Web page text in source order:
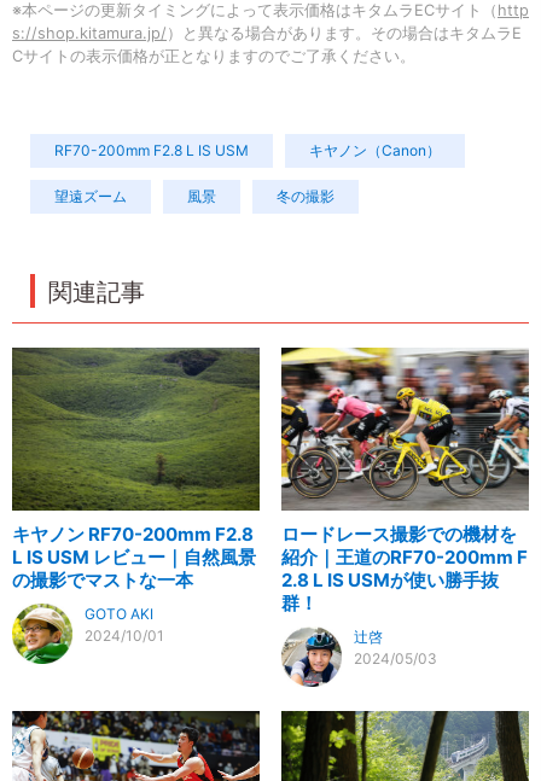
※本ページの更新タイミングによって表示価格はキタムラECサイト（ http
s://shop.kitamura.jp/ ）と異なる場合があります。その場合はキタムラE
Cサイトの表示価格が正となりますのでご了承ください。
RF70-200mm F2.8 L IS USM キヤノン（Canon）
望遠ズーム 風景 冬の撮影
関連記事
キヤノン RF70-200mm F2.8
L IS USM レビュー｜自然風景
の撮影でマストな一本
GOTO AKI
2024/10/01
ロードレース撮影での機材を
紹介｜王道のRF70-200mm F
2.8 L IS USMが使い勝手抜
群！
辻啓
2024/05/03